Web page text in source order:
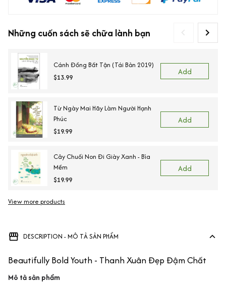
Những cuốn sách sẽ chữa lành bạn
Cánh Đồng Bất Tận (Tái Bản 2019)
$13.99
Add
Từ Ngày Mai Hãy Làm Người Hạnh
Phúc
$19.99
Add
Cây Chuối Non Đi Giày Xanh - Bìa
Mềm
$19.99
Add
View more products
DESCRIPTION - MÔ TẢ SẢN PHẨM
Beautifully Bold Youth - Thanh Xuân Đẹp Đậm Chất
Mô tả sản phẩm